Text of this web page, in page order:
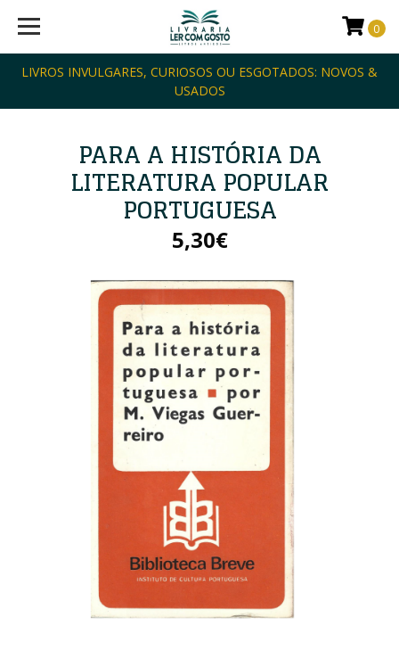
LIVROS INVULGARES, CURIOSOS OU ESGOTADOS: NOVOS &
USADOS
0
PARA A HISTÓRIA DA
LITERATURA POPULAR
PORTUGUESA
5,30€